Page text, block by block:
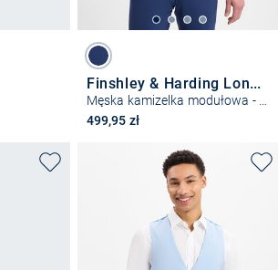
Finshley & Harding London
Męska kamizelka modułowa - Wesdon
499,95 zł